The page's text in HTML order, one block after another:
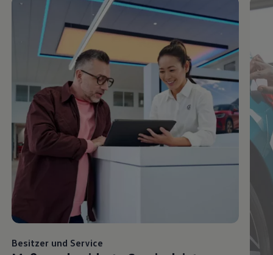
Besitzer und Service